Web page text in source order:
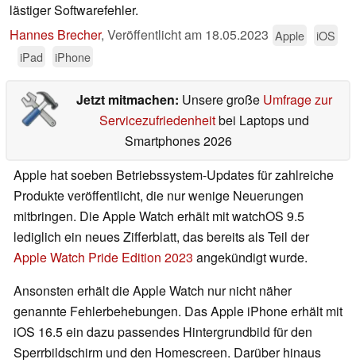
lästiger Softwarefehler.
Hannes Brecher, Veröffentlicht am 18.05.2023 Apple
iOS
iPad
iPhone
Jetzt mitmachen: Unsere große Umfrage zur
Servicezufriedenheitbei Laptops und
Smartphones 2026
Apple hat soeben Betriebssystem-Updates für zahlreiche
Produkte veröffentlicht, die nur wenige Neuerungen
mitbringen. Die Apple Watch erhält mit watchOS 9.5
lediglich ein neues Zifferblatt, das bereits als Teil der
Apple Watch Pride Edition 2023 angekündigt wurde.
Ansonsten erhält die Apple Watch nur nicht näher
genannte Fehlerbehebungen. Das Apple iPhone erhält mit
iOS 16.5 ein dazu passendes Hintergrundbild für den
Sperrbildschirm und den Homescreen. Darüber hinaus